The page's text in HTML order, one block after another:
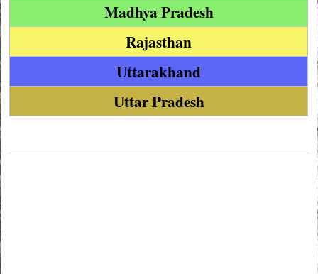
Madhya Pradesh
Rajasthan
Uttarakhand
Uttar Pradesh